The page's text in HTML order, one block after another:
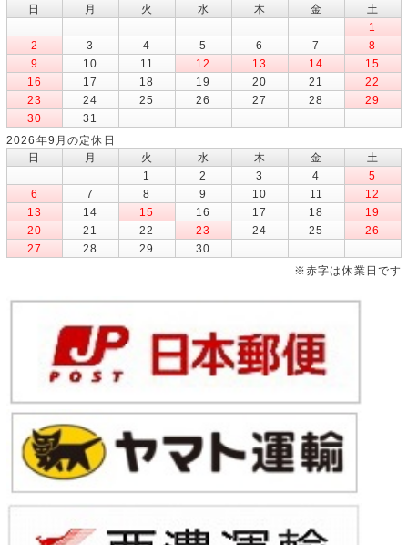
日
月 火 水 木 金
土
1
2
3 4 5 6 7
8
9
10 11 12 13 14
15
16
17 18 19 20 21
22
23
24 25 26 27 28
29
30
31
2026年9月の定休日
日
月 火 水 木 金
土
1
2 3 4
5
6
7 8 9 10 11
12
13
14 15 16 17 18
19
20
21 22 23 24 25
26
27
28 29
30
※赤字は休業日です